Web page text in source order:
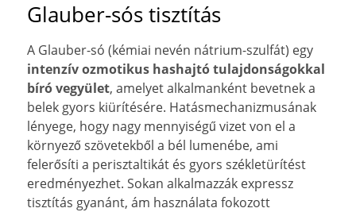
Glauber-sós tisztítás
A Glauber-só (kémiai nevén nátrium-szulfát) egy
intenzív ozmotikus hashajtó tulajdonságokkal
bíró vegyület, amelyet alkalmanként bevetnek a
belek gyors kiürítésére. Hatásmechanizmusának
lényege, hogy nagy mennyiségű vizet von el a
környező szövetekből a bél lumenébe, ami
felerősíti a perisztaltikát és gyors székletürítést
eredményezhet. Sokan alkalmazzák expressz
tisztítás gyanánt, ám használata fokozott